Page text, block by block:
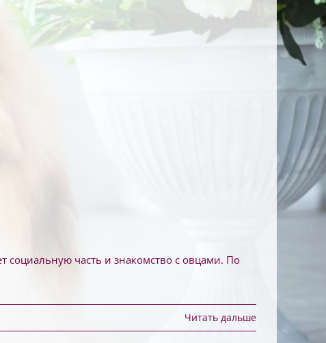
социальную часть и знакомство с овцами. По
Читать дальше